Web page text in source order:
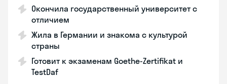
Окончила государственный университет с
отличием
Жила в Германии и знакома с культурой
страны
Готовит к экзаменам Goethe-Zertifikat и
TestDaf